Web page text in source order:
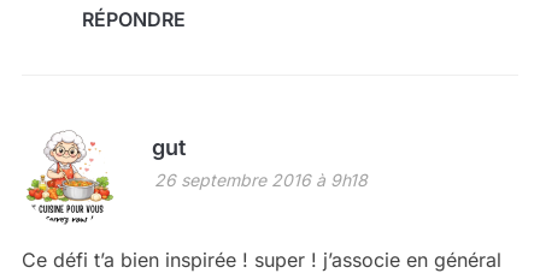
RÉPONDRE
gut
26 septembre 2016 à 9h18
Ce défi t’a bien inspirée ! super ! j’associe en général